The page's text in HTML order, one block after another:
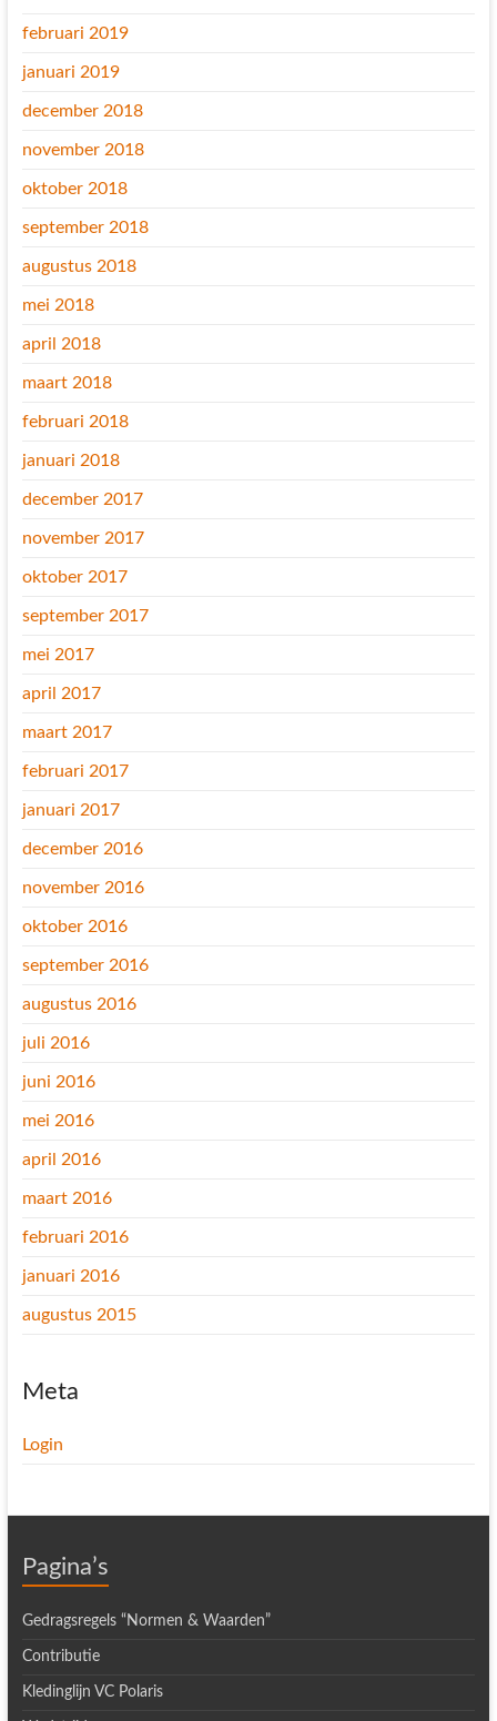
februari 2019
januari 2019
december 2018
november 2018
oktober 2018
september 2018
augustus 2018
mei 2018
april 2018
maart 2018
februari 2018
januari 2018
december 2017
november 2017
oktober 2017
september 2017
mei 2017
april 2017
maart 2017
februari 2017
januari 2017
december 2016
november 2016
oktober 2016
september 2016
augustus 2016
juli 2016
juni 2016
mei 2016
april 2016
maart 2016
februari 2016
januari 2016
augustus 2015
Meta
Login
Pagina’s
Gedragsregels “Normen & Waarden”
Contributie
Kledinglijn VC Polaris